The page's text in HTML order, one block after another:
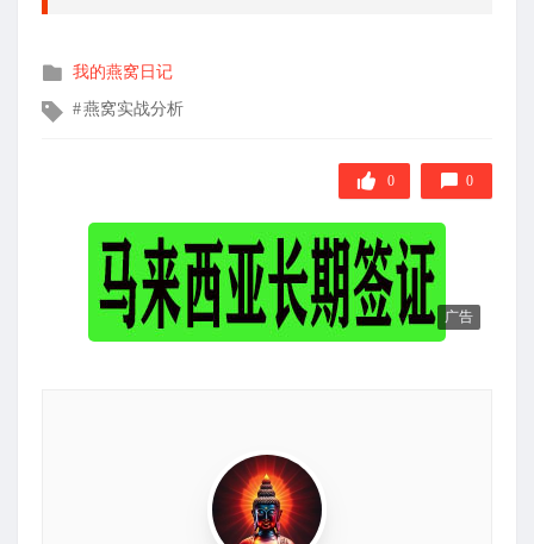
发
在
我的燕窝日记
文燕窝实战分析
0 0
广告